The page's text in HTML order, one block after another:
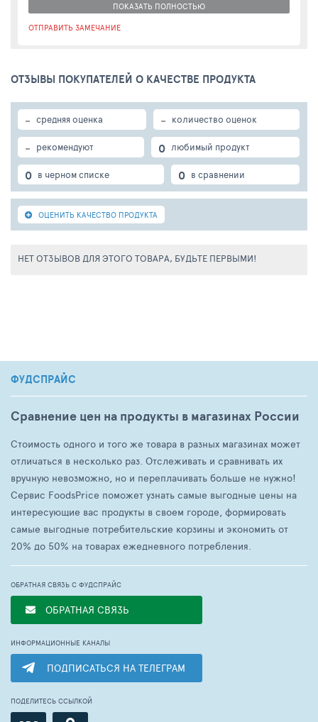
ПОКАЗАТЬ ПОЛНОСТЬЮ
ОТПРАВИТЬ ЗАМЕЧАНИЕ
ОТЗЫВЫ ПОКУПАТЕЛЕЙ О КАЧЕСТВЕ ПРОДУКТА
- средняя оценка - количество оценок
- рекомендуют 0 любимый продукт
0 в черном списке 0 в сравнении
ОЦЕНИТЬ КАЧЕСТВО ПРОДУКТА
НЕТ ОТЗЫВОВ ДЛЯ ЭТОГО ТОВАРА, БУДЬТЕ ПЕРВЫМИ!
ФУДСПРАЙС
Сравнение цен на продукты в магазинах России
Стоимость одного и того же товара в разных магазинах может
отличаться в несколько раз. Отслеживать и сравнивать их
вручную невозможно, но и переплачивать больше не нужно!
Сервис FoodsPrice поможет узнать самые выгодные цены на
интересующие вас продукты в своем городе, формировать
самые выгодные потребительские корзины и экономить от
20% до 50% на товарах ежедневного потребления.
ОБРАТНАЯ СВЯЗЬ С ФУДСПРАЙС
ОБРАТНАЯ СВЯЗЬ
ИНФОРМАЦИОННЫЕ КАНАЛЫ
ПОДПИСАТЬСЯ НА ТЕЛЕГРАМ
ПОДЕЛИТЕСЬ ССЫЛКОЙ